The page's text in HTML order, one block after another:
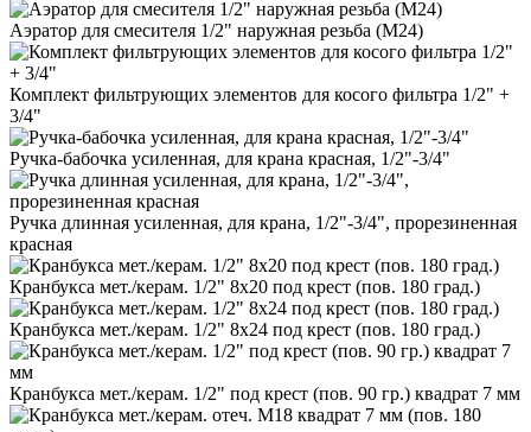
Аэратор для смесителя 1/2" наружная резьба (М24)
Комплект фильтрующих элементов для косого фильтра 1/2" +
3/4"
Ручка-бабочка усиленная, для крана красная, 1/2"-3/4"
Ручка длинная усиленная, для крана, 1/2"-3/4", прорезиненная
красная
Кранбукса мет./керам. 1/2" 8х20 под крест (пов. 180 град.)
Кранбукса мет./керам. 1/2" 8х24 под крест (пов. 180 град.)
Кранбукса мет./керам. 1/2" под крест (пов. 90 гр.) квадрат 7 мм